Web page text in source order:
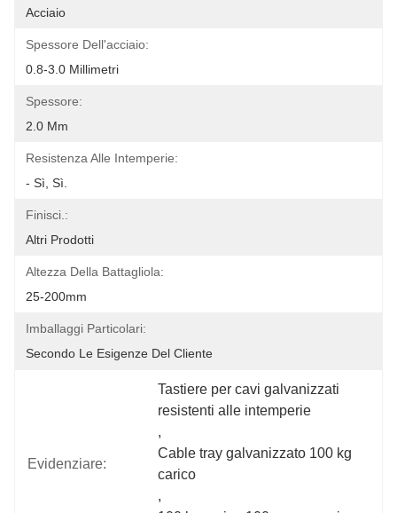
Acciaio
Spessore Dell'acciaio:
0.8-3.0 Millimetri
Spessore:
2.0 Mm
Resistenza Alle Intemperie:
- Sì, Sì.
Finisci.:
Altri Prodotti
Altezza Della Battagliola:
25-200mm
Imballaggi Particolari:
Secondo Le Esigenze Del Cliente
Evidenziare:
Tastiere per cavi galvanizzati
resistenti alle intemperie
,
Cable tray galvanizzato 100 kg
carico
,